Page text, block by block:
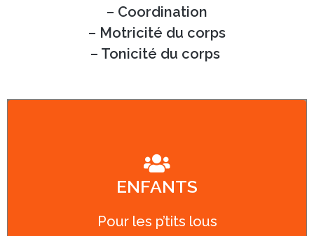
– Coordination
– Motricité du corps
– Tonicité du corps
ENFANTS
Pour les p’tits lous
ENSEMBLE
à les exprimer à travers les